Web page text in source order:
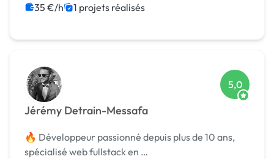
CSS, HTML, XML
jQuery
35 €/h 1 projets réalisés
Jérémy Detrain-Messafa
5,0
🔥 Développeur passionné depuis plus de 10 ans,
spécialisé web fullstack en …